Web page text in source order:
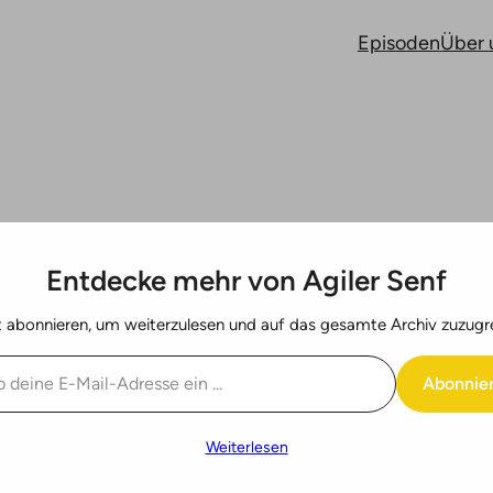
EpisodenÜber
— Agile
Entdecke mehr von Agiler Senf
um weiterzulesen und auf das gesamte Archiv
Weiterlesen